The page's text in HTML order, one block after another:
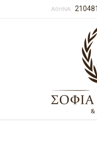
ΑΘΗΝΑ: